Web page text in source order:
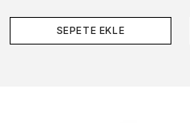
SEPETE EKLE